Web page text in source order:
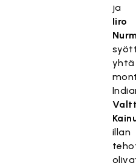
ja
Iiro
yhtä
illan